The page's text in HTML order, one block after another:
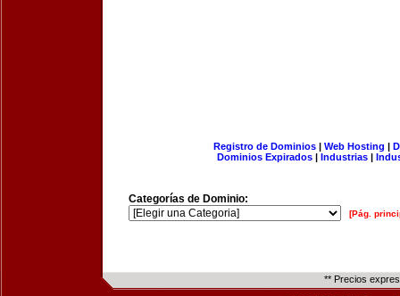
Registro de Dominios| Web Hosting |
Dominios Expirados | Industrias |
Categorías de Dominio:
[Pág.
** Precios